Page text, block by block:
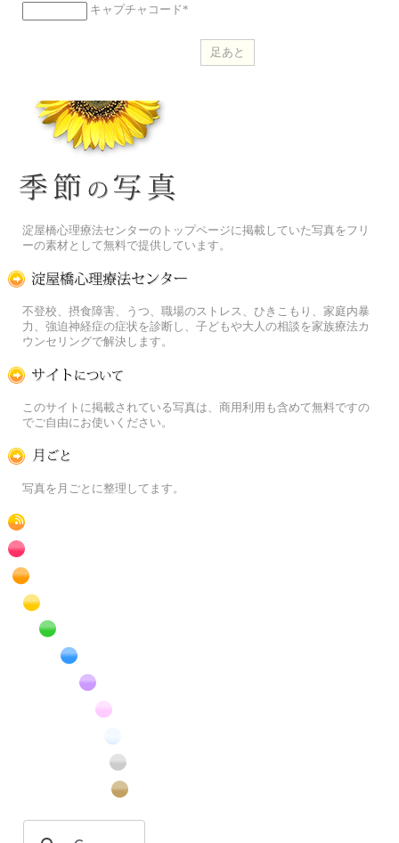
キャプチャコード *
淀屋橋心理療法センターのトップページに掲載していた写真をフリ
ーの素材として無料で提供しています。
不登校、摂食障害、うつ、職場のストレス、ひきこもり、家庭内暴
力、強迫神経症の症状を診断し、子どもや大人の相談を家族療法カ
ウンセリングで解決します。
このサイトに掲載されている写真は、商用利用も含めて無料ですの
でご自由にお使いください。
写真を月ごとに整理してます。
RSS
赤色の花のフリー写真素材
橙色の花のフリー写真素材
黄色の花のフリー写真素材
緑色の花のフリー写真素材
青色の花のフリー写真素材
紫色の花のフリー写真素材
白色の花のフリー写真素材
昆虫のフリー写真素材